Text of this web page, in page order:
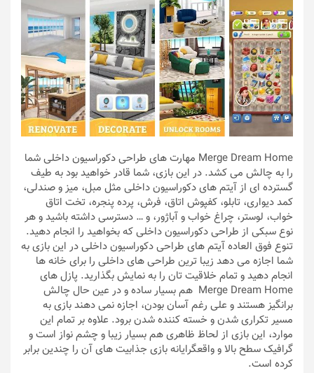
Merge Dream Home مهارت های طراحی دکوراسیون داخلی شما
را به چالش می کشد. در این بازی، شما قادر خواهید بود به طیف
گسترده ای از آیتم های دکوراسیون داخلی مثل مبل، میز و صندلی،
کمد دیواری، تابلو، کفپوش اتاق، فرش، پرده پنجره، تخت اتاق
خواب، لوستر، چراغ خواب و آباژور، و … دسترسی داشته باشید و هر
نوع سبکی از طراحی دکوراسیون داخلی که بخواهید را انجام دهید.
تنوع فوق العاده آیتم های طراحی دکوراسیون داخلی در این بازی به
شما اجازه می دهد زیبا ترین طراحی های داخلی را برای خانه ها
انجام دهید و تمام خلاقیت تان را به نمایش بگذارید. پازل های
Merge Dream Home هم بسیار ساده و در عین حال چالش
برانگیز هستند و علی رغم آسان بودن، اجازه نمی دهند بازی به
مسیر تکراری شدن و خسته کننده شدن برود. علاوه بر تمام این
موارد، این بازی از لحاظ ظاهری هم بسیار زیبا و چشم نواز است و
گرافیک سطح بالا و واقعگرایانه بازی جذابیت های آن را چندین برابر
کرده است.